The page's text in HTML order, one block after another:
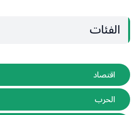
الفئات
اقتصاد
الحرب